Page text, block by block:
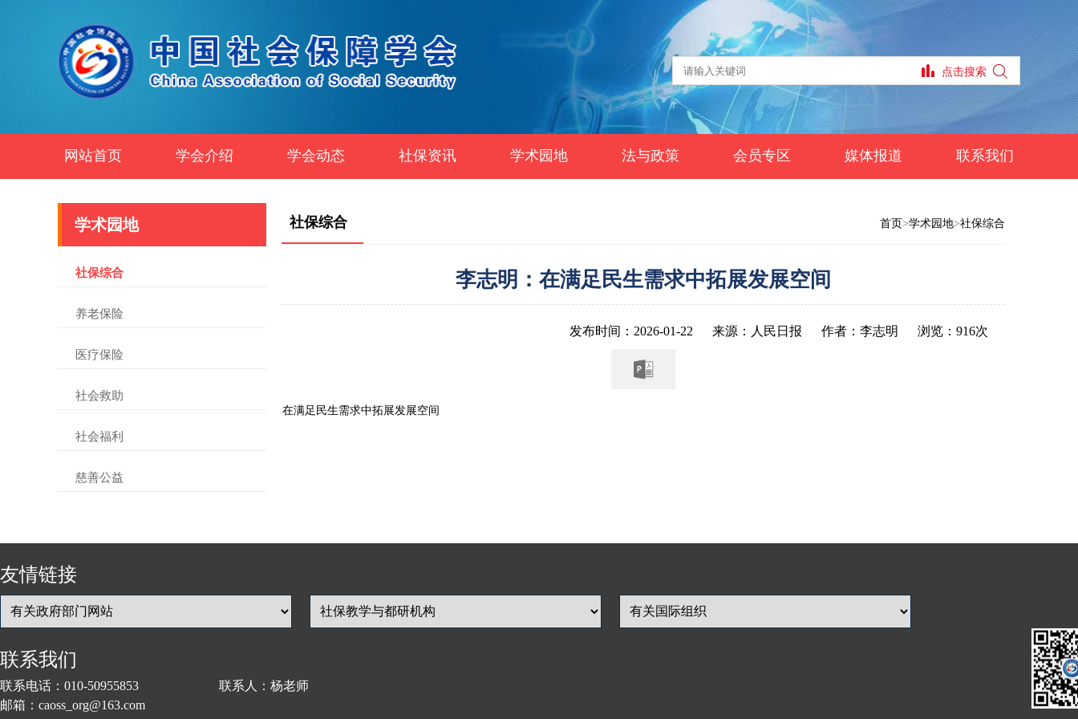
网站首页 学会介绍 学会动态 社保资讯 学术园地 法与政策 会员专区 媒体报道 联系我们
学术园地
社保综合
养老保险
医疗保险
社会救助
社会福利
慈善公益
社保综合 首页>学术园地>社保综合
李志明：在满足民生需求中拓展发展空间
发布时间：2026-01-22 来源：人民日报 作者：李志明 浏览：916次
在满足民生需求中拓展发展空间
友情链接
联系我们
联系电话：010-50955853 联系人：杨老师
邮箱：caoss_org@163.com